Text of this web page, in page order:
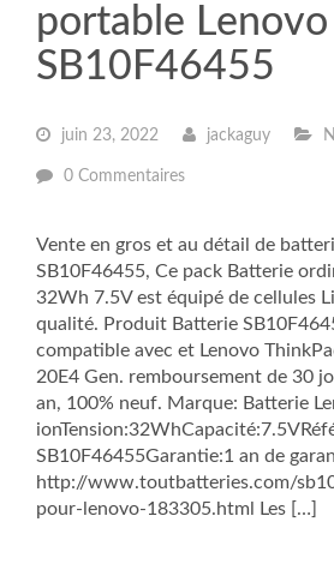
portable Lenovo
SB10F46455
juin 23, 2022 jackaguy
0 Commentaires
Vente en gros et au détail de
SB10F46455, Ce pack Batterie
32Wh 7.5V est équipé de cellules
qualité. Produit Batterie
compatible avec et Lenovo
20E4 Gen. remboursement de 30
an, 100% neuf. Marque: Batterie
SB10F46455Garantie:1 an de
http://www.toutbatteries.com/
pour-lenovo-183305.html Les […]